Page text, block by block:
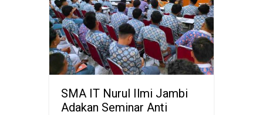
SMA IT Nurul Ilmi Jambi
Adakan Seminar Anti